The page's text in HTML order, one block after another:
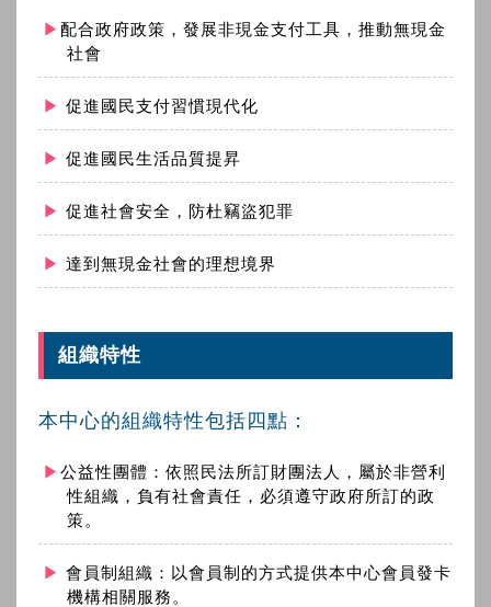
配合政府政策，發展非現金支付工具，推動無現金
社會
促進國民支付習慣現代化
促進國民生活品質提昇
促進社會安全，防杜竊盜犯罪
達到無現金社會的理想境界
組織特性
本中心的組織特性包括四點：
公益性團體：依照民法所訂財團法人，屬於非營利
性組織，負有社會責任，必須遵守政府所訂的政
策。
會員制組織：以會員制的方式提供本中心會員發卡
機構相關服務。